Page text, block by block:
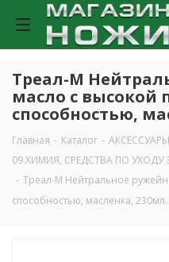
Треал-М
масло с
способностью,
Главная - Каталог -
09.ХИМИЯ, СРЕДСТВА ПО
- Треал-М Нейтральное
способностью, масленка, 230мл.